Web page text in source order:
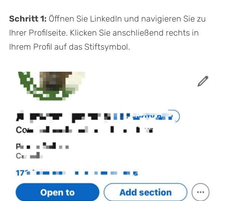
Schritt 1: Öffnen Sie LinkedIn und navigieren Sie zu
Ihrer Profilseite. Klicken Sie anschließend rechts in
Ihrem Profil auf das Stiftsymbol.